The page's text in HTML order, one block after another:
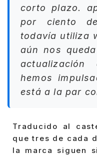
corto plazo.
por ciento
todavía utiliza
aún nos
hemos
está a la par
Traducido al
que tres de cada
la marca siguen